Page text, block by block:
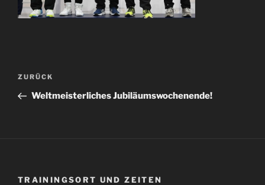
Beitragsnavigation
Vorheriger
Beitrag
ZURÜCK
Weltmeisterliches Jubiläumswochenende!
TRAININGSORT UND ZEITEN